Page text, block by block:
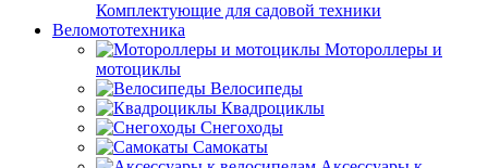
Комплектующие для садовой техники
Веломототехника
Мотороллеры и
мотоциклы
Велосипеды
Квадроциклы
Снегоходы
Самокаты